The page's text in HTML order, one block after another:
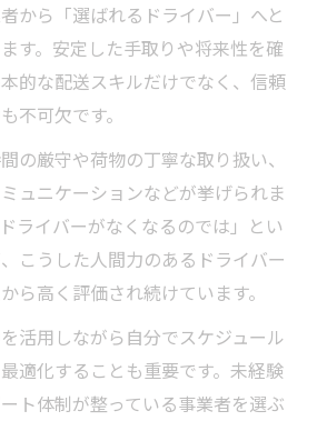
から「選ばれるドライバー」へと
す。安定した手取りや将来性を確
的な配送スキルだけでなく、信頼
不可欠です。
の厳守や荷物の丁寧な取り扱い、
ュニケーションなどが挙げられま
ライバーがなくなるのでは」とい
こうした人間力のあるドライバー
ら高く評価され続けています。
活用しながら自分でスケジュール
適化することも重要です。未経験
ト体制が整っている事業者を選ぶ